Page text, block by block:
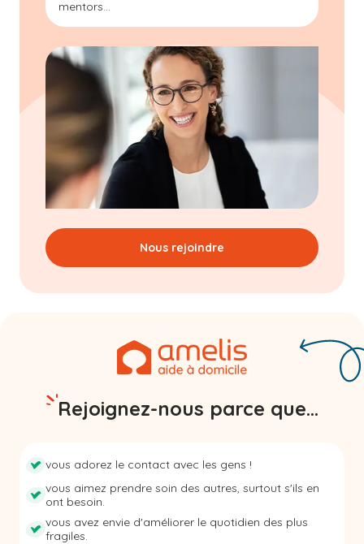
mentors...
Nous rejoindre
Rejoignez-nous parce que...
vous adorez le contact avec les gens !
vous aimez prendre soin des autres, surtout s'ils en
ont besoin.
vous avez envie d'améliorer le quotidien des plus
fragiles.